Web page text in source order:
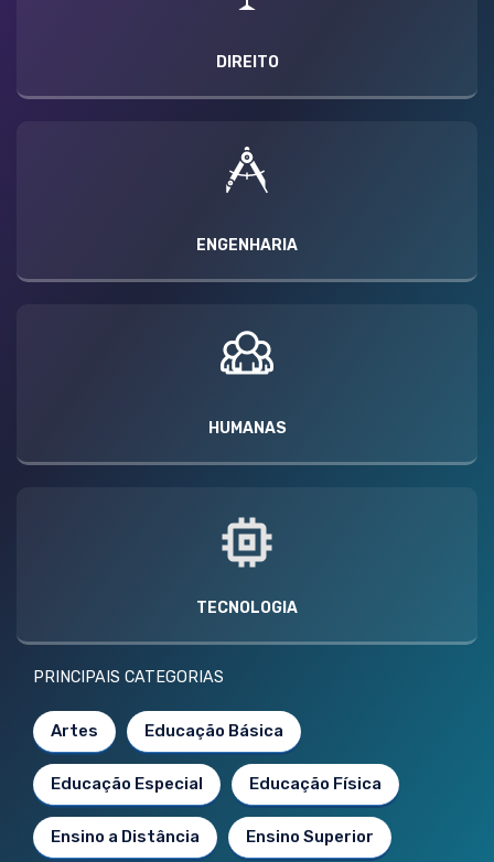
DIREITO
ENGENHARIA
HUMANAS
TECNOLOGIA
PRINCIPAIS CATEGORIAS
Artes Educação Básica
Educação Especial Educação Física
Ensino a Distância Ensino Superior